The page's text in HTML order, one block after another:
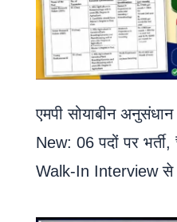
एमपी सोयाबीन
New: 06 पदों पर
Walk-In Interview से